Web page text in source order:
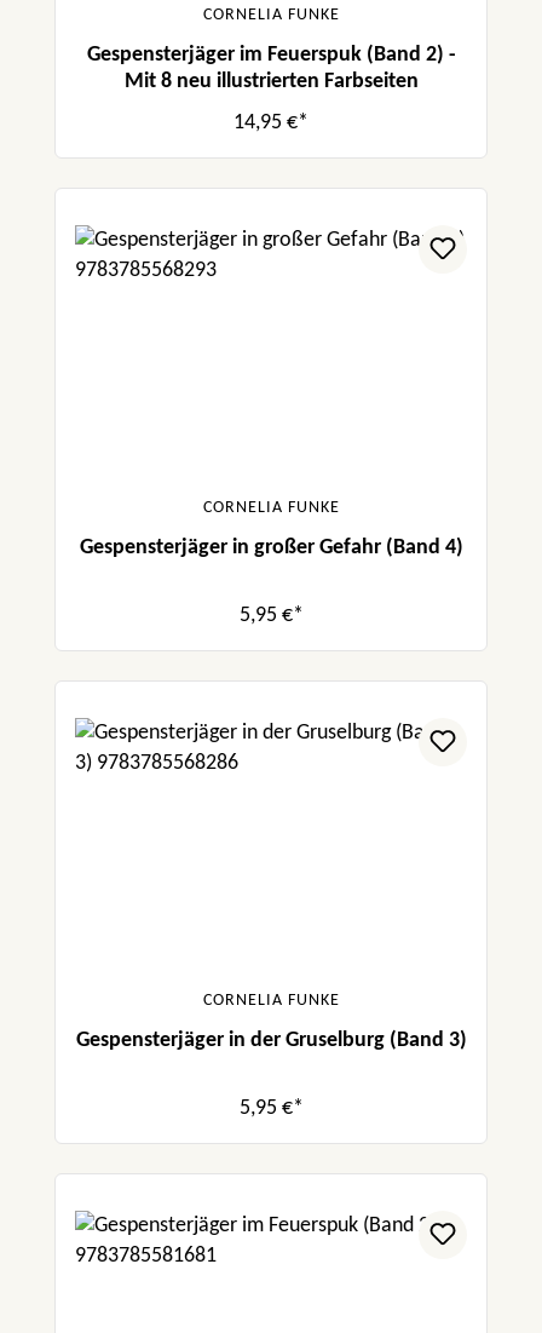
CORNELIA FUNKE
Gespensterjäger im Feuerspuk (Band 2) -
Mit 8 neu illustrierten Farbseiten
14,95 €*
CORNELIA FUNKE
Gespensterjäger in großer Gefahr (Band 4)
5,95 €*
CORNELIA FUNKE
Gespensterjäger in der Gruselburg (Band 3)
5,95 €*